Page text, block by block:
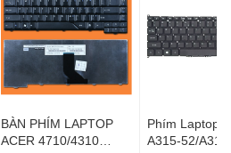
BÀN PHÍM LAPTOP
ACER 4710/4310
Phím Laptop
A315-52/